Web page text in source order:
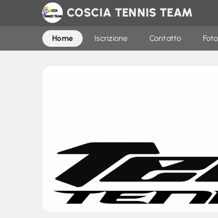
COSCIA TENNIS TEAM
Home Iscrizione Contatto